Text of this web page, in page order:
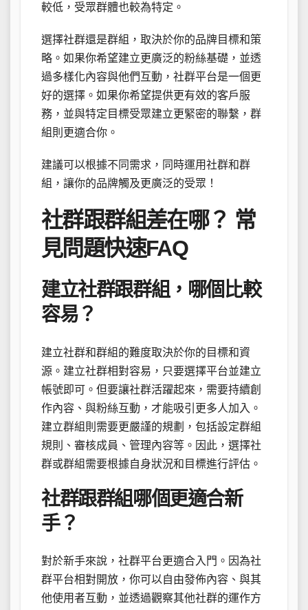
較低，受眾群體也較為特定。
選擇社群還是群組，取決於你的品牌目標和策
略。如果你希望建立更廣泛的粉絲基礎，並透
過多樣化內容與他們互動，社群平台是一個更
好的選擇。如果你希望提供更有效的客戶服
務，並與特定目標受眾建立更緊密的聯繫，群
組則更適合你。
建議可以根據不同需求，同時運用社群和群
組，讓你的品牌觸及更廣泛的受眾！
社群跟群組差在哪？ 常
見問題快速FAQ
建立社群跟群組，哪個比較
容易？
建立社群和群組的難度取決於你的目標和資
源。建立社群相對容易，只要選擇平台並建立
帳號即可。但要讓社群活躍起來，需要持續創
作內容、與粉絲互動，才能吸引更多人加入。
建立群組則需要更嚴謹的規劃，包括設定群組
規則、審核成員、管理內容等。因此，選擇社
群或群組需要根據自身狀況和目標進行評估。
社群跟群組哪個更適合新
手？
對於新手來說，社群平台更適合入門。因為社
群平台相對開放，你可以自由發佈內容、與其
他使用者互動，並透過觀察其他社群的運作方